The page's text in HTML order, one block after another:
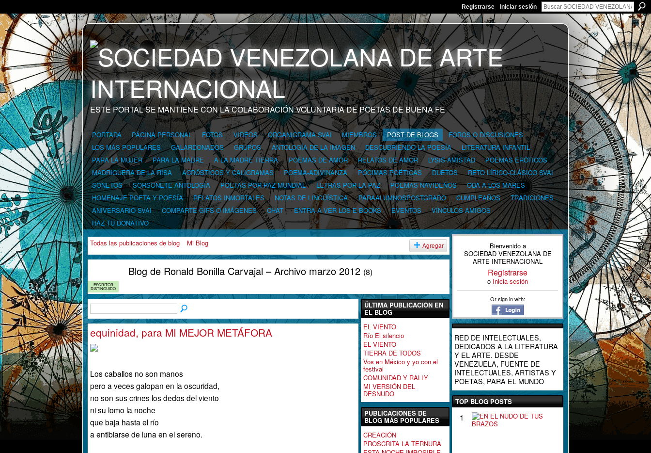
Registrarse Iniciar sesión
ESTE PORTAL SE MANTIENE CON LA COLABORACIÓN VOLUNTARIA DE POETAS DE BUENA FE
PORTADA PÁGINA PERSONAL FOTOS VIDEOS ORGANIGRAMA SVAI MIEMBROS POST DE BLOGS
FOROS O DISCUSIONES
LOS MÁS POPULARES
GALARDONADOS GRUPOS ANTOLOGÍA DE LA IMAGEN DESCUBRIENDO LA POESÍA
LITERATURA INFANTIL
PARA LA MUJER
PARA LA MADRE A LA MADRE TIERRA POEMAS DE AMOR RELATOS DE AMOR LYSIS-AMISTAD
POEMAS ERÓTICOS
MADRIGUERA DE LA RISA
ACRÓSTICOS Y CALIGRAMAS POEMA-ADIVINANZA PÓCIMAS POÉTICAS DUETOS
RETO LÍRICO-CLÁSICO SVAI
SONETOS
SORSONETE-ANTOLOGÍA POETAS POR PAZ MUNDIAL LETRAS POR LA PAZ POEMAS NAVIDEÑOS
ODA A LOS MARES
HOMENAJE POETA Y POESÍA
RELATOS INMORTALES NOTAS DE LINGÜÍSTICA PARAALUMNOSPOSTGRADO CUMPLEAÑOS
TRADICIONES
ANIVERSARIO SVAI
COMPARTE GIFS O IMÁGENES CHAT ENTRA A VER LOS E-BOOKS EVENTOS
VÍNCULOS AMIGOS
HAZ TU DONATIVO
Todas las publicaciones de blog Mi Blog Agregar
ESCRITOR
DISTINGUIDO
Blog de Ronald Bonilla Carvajal – Archivo marzo 2012 (8)
equinidad, para MI MEJOR METÁFORA
Los caballos no son manos
pero a veces galopan en la oscuridad,
no son sus crines los dedos del viento
ni su lomo la noche
que baja hasta el río
a entibiarse de luna en el sereno.
ÚLTIMA PUBLICACIÓN EN
EL BLOG
EL VIENTO
Río El silencio
EL VIENTO
TIERRA DE TODOS
Vos en México y yo con el
festival
COMUNIDAD Y RALLY
MI VERSIÓN DEL
DESNUDO
PUBLICACIONES DE
BLOG MÁS POPULARES
CREACIÓN
PROSCRITA LA TERNURA
Bienvenido a
SOCIEDAD VENEZOLANA DE
ARTE INTERNACIONAL
Registrarse
o Inicia sesión
Or sign in with:
RED DE INTELECTUALES,
DEDICADOS A LA LITERATURA
Y EL ARTE. DESDE
VENEZUELA, FUENTE DE
INTELECTUALES, ARTISTAS Y
POETAS, PARA EL MUNDO
TOP BLOG POSTS
1